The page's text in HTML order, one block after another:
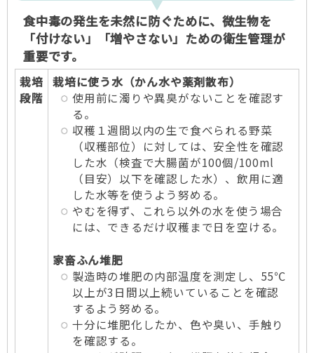
食中毒の発生を未然に防ぐために、微生物を
「付けない」「増やさない」ための衛生管理が
重要です。
栽培
段階
栽培に使う水（かん水や薬剤散布）
使用前に濁りや異臭がないことを確認す
る。
収穫１週間以内の生で食べられる野菜
（収穫部位）に対しては、安全性を確認
した水（検査で大腸菌が100個/100ml
（目安）以下を確認した水）、飲用に適
した水等を使うよう努める。
やむを得ず、これら以外の水を使う場合
には、できるだけ収穫まで日を空ける。
家畜ふん堆肥
製造時の堆肥の内部温度を測定し、55℃
以上が3日間以上続いていることを確認
するよう努める。
十分に堆肥化したか、色や臭い、手触り
を確認する。